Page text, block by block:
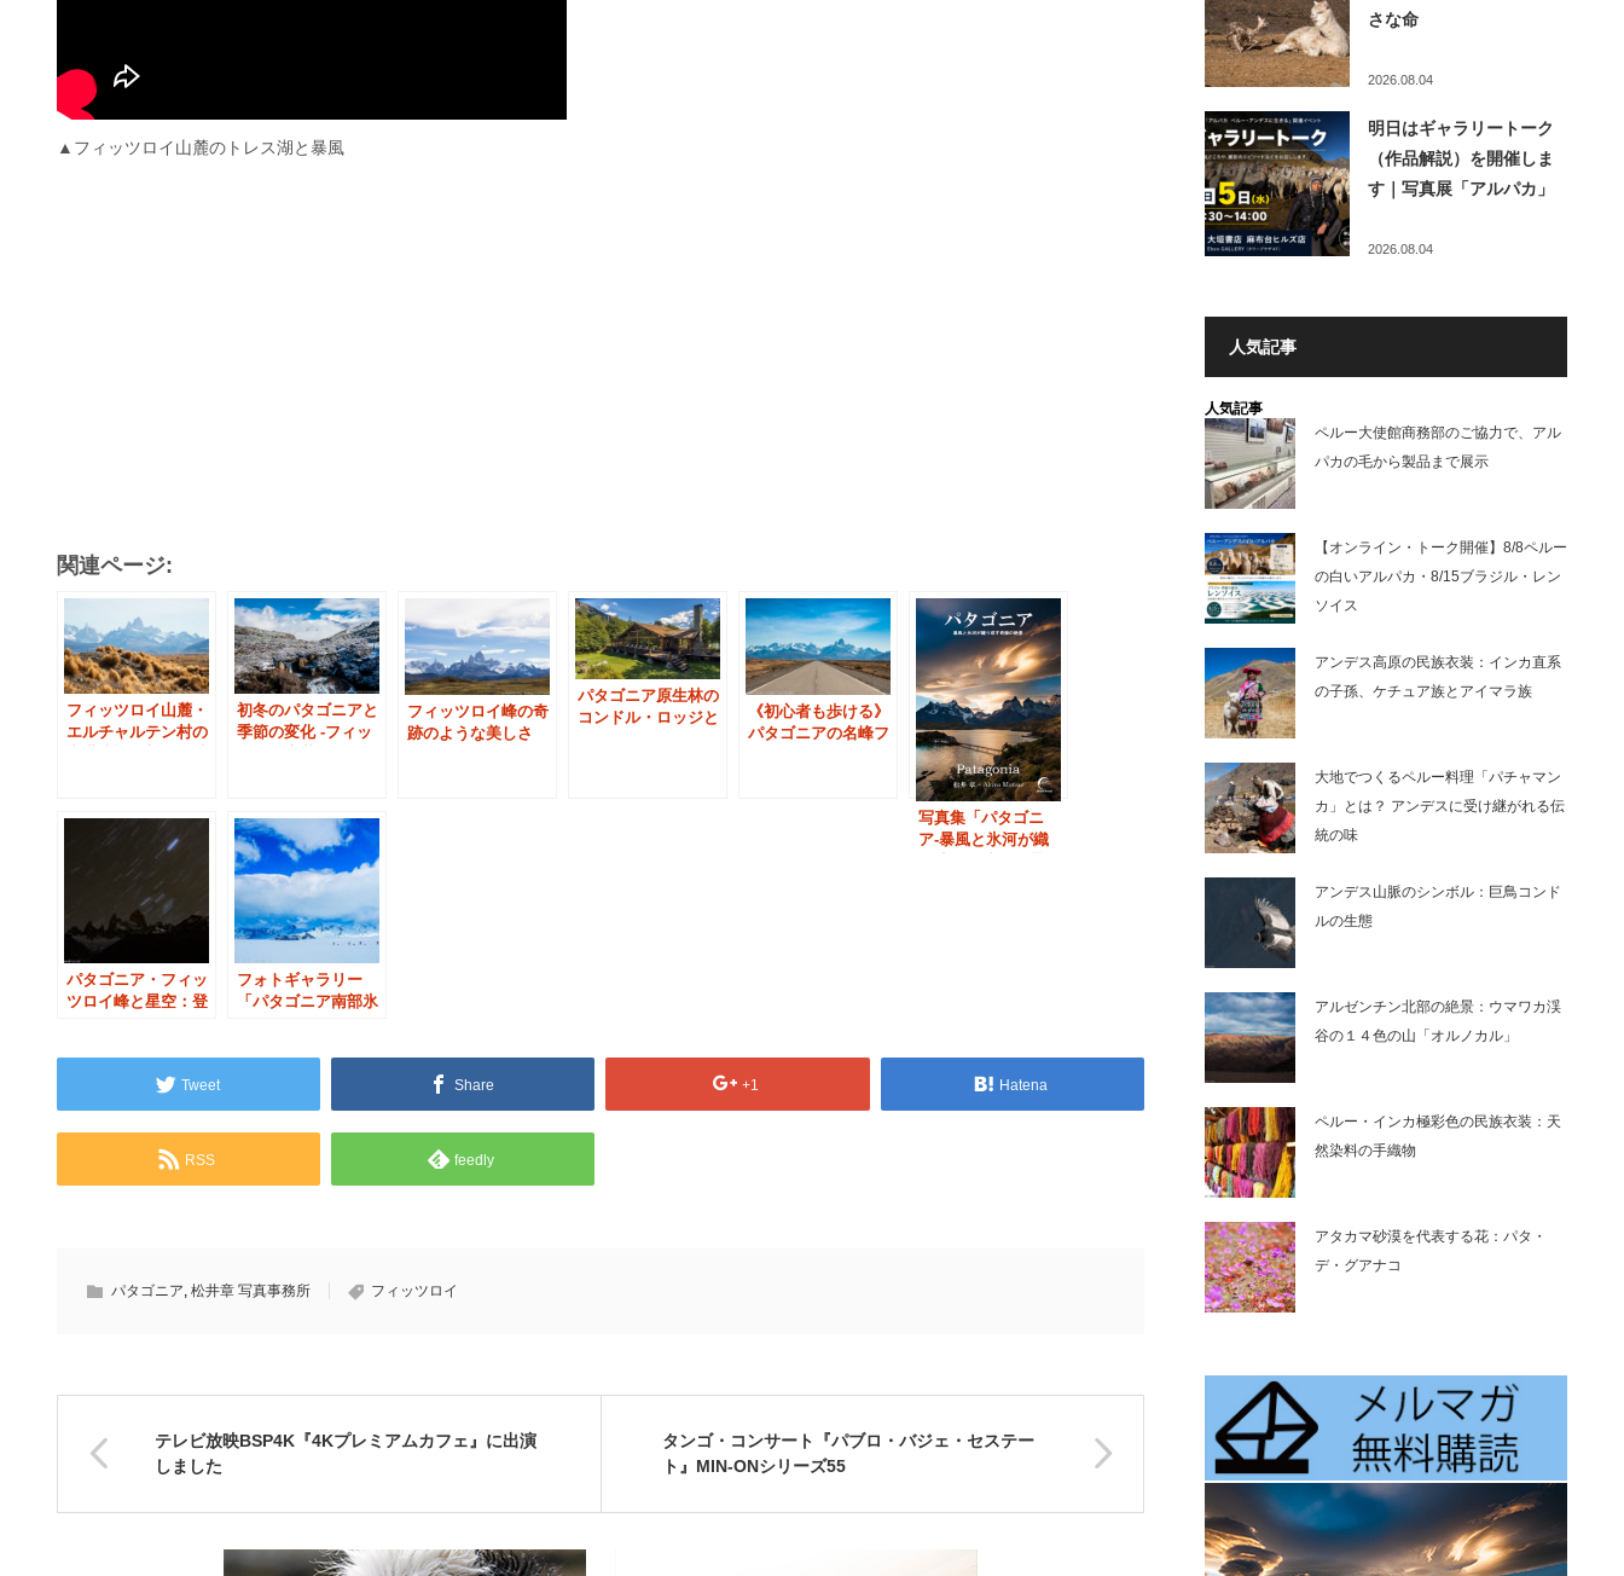
▲フィッツロイ山麓のトレス湖と暴風
関連ページ:
フィッツロイ山麓・
エルチャルテン村の
初冬のパタゴニアと
季節の変化 -フィッ
フィッツロイ峰の奇
跡のような美しさ
パタゴニア原生林の
コンドル・ロッジと
《初心者も歩ける》
パタゴニアの名峰フ
写真集「パタゴニ
ア-暴風と氷河が織
パタゴニア・フィッ
ツロイ峰と星空：登
フォトギャラリー
「パタゴニア南部氷
Tweet Share +1 Hatena
RSS feedly
パタゴニア, 松井章 写真事務所 フィッツロイ
テレビ放映BSP4K『4Kプレミアムカフェ』に出演
しました
タンゴ・コンサート『パブロ・バジェ・セステー
ト』MIN-ONシリーズ55
さな命
2026.08.04
明日はギャラリートーク
（作品解説）を開催しま
す｜写真展「アルパカ」
2026.08.04
人気記事
人気記事
ペルー大使館商務部のご協力で、アル
パカの毛から製品まで展示
【オンライン・トーク開催】8/8ペルー
の白いアルパカ・8/15ブラジル・レン
ソイス
アンデス高原の民族衣装：インカ直系
の子孫、ケチュア族とアイマラ族
大地でつくるペルー料理「パチャマン
カ」とは？ アンデスに受け継がれる伝
統の味
アンデス山脈のシンボル：巨鳥コンド
ルの生態
アルゼンチン北部の絶景：ウマワカ渓
谷の１４色の山「オルノカル」
ペルー・インカ極彩色の民族衣装：天
然染料の手織物
アタカマ砂漠を代表する花：パタ・
デ・グアナコ